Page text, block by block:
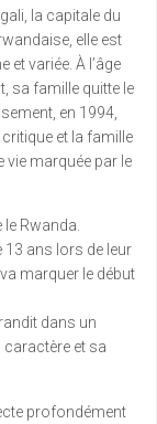
la capitale du
elle est
variée. À l’âge
sa famille quitte le
en 1994,
et la famille
vie marquée par le
le Rwanda.
13 ans lors de leur
marquer le début
dans un
et sa
profondément